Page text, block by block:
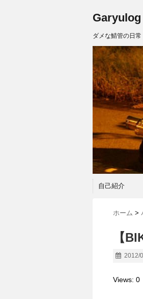
Garyulog
ダメな鯖管の日常
自己紹介
ホーム >
【
2012/
Views: 0